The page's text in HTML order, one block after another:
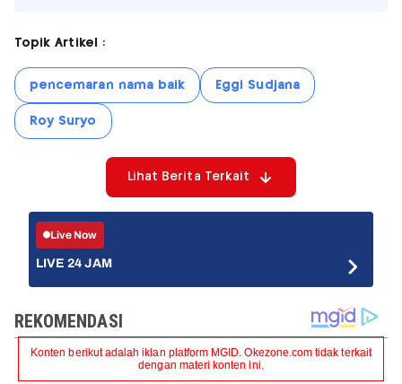
Topik Artikel :
pencemaran nama baik Eggi Sudjana
Roy Suryo
Lihat Berita Terkait
Live Now
LIVE 24 JAM